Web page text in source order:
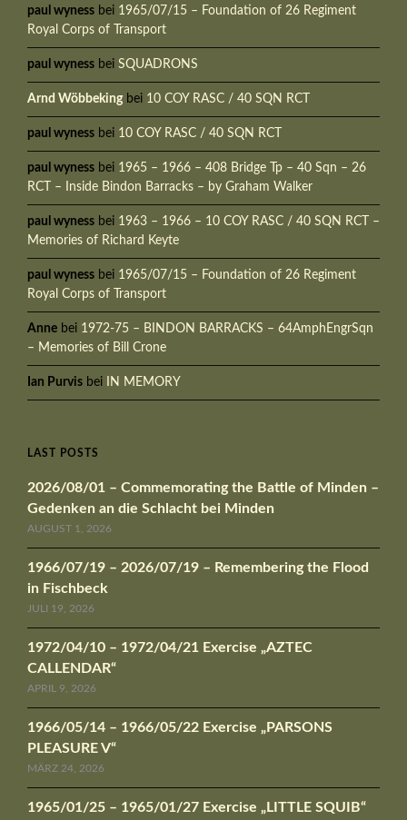
paul wyness bei 1965/07/15 – Foundation of 26 Regiment
Royal Corps of Transport
paul wyness bei SQUADRONS
Arnd Wöbbekingbei 10 COY RASC / 40 SQN RCT
paul wyness bei 10 COY RASC / 40 SQN RCT
paul wyness bei 1965 – 1966 – 408 Bridge Tp – 40 Sqn – 26
RCT – Inside Bindon Barracks – by Graham Walker
paul wyness bei 1963 – 1966 – 10 COY RASC / 40 SQN RCT –
Memories of Richard Keyte
paul wyness bei 1965/07/15 – Foundation of 26 Regiment
Royal Corps of Transport
Anne bei 1972-75 – BINDON BARRACKS – 64AmphEngrSqn
– Memories of Bill Crone
Ian Purvis bei IN MEMORY
LAST POSTS
2026/08/01 – Commemorating the Battle of Minden –
Gedenken an die Schlacht bei Minden
AUGUST 1, 2026
1966/07/19 – 2026/07/19 – Remembering the Flood
in Fischbeck
JULI 19, 2026
1972/04/10 – 1972/04/21 Exercise „AZTEC
CALLENDAR“
APRIL 9, 2026
1966/05/14 – 1966/05/22 Exercise „PARSONS
PLEASURE V“
MÄRZ 24, 2026
1965/01/25 – 1965/01/27 Exercise „LITTLE SQUIB“